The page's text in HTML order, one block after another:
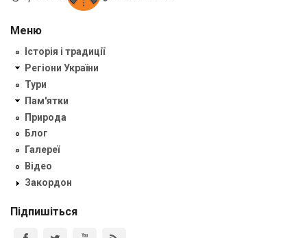
Меню
Історія і традиції
Регіони України
Тури
Пам'ятки
Природа
Блог
Галереї
Відео
Закордон
Підпишіться